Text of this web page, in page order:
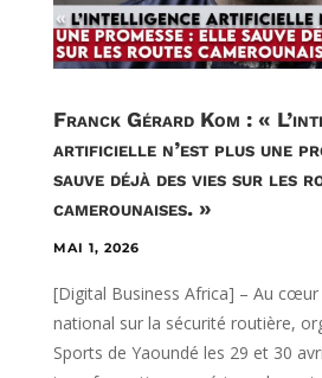
Franck Gérard Kom : «
artificielle n’est plus une
sauve déjà des vies sur les
camerounaises. »
MAI 1, 2026
[Digital Business Africa] – Au
national sur la sécurité routière,
Sports de Yaoundé les 29 et 30